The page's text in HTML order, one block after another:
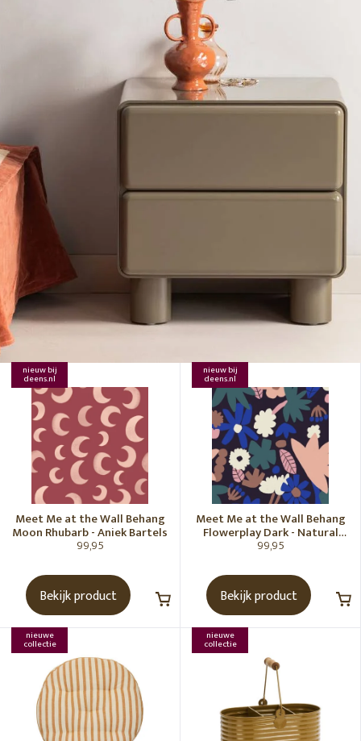
nieuw bij
deens.nl
Meet Me at the Wall Behang
Moon Rhubarb - Aniek Bartels
99,95
Bekijk product
nieuw bij
deens.nl
Meet Me at the Wall Behang
Flowerplay Dark - Natural
Noord
99,95
Bekijk product
nieuwe
collectie
nieuwe
collectie